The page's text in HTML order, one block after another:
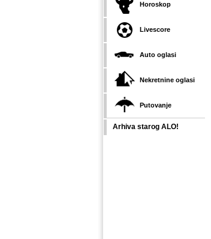
Horoskop
Livescore
Auto oglasi
Nekretnine oglasi
Putovanje
Arhiva starog ALO!